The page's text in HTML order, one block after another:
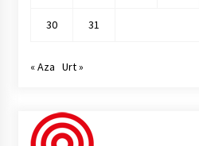
30 31
« Aza Urt »